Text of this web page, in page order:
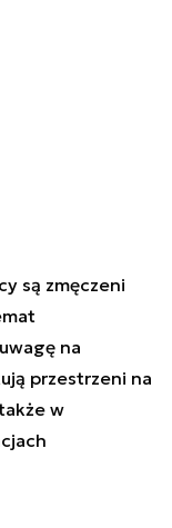
są zmęczeni
na
przestrzeni na
w